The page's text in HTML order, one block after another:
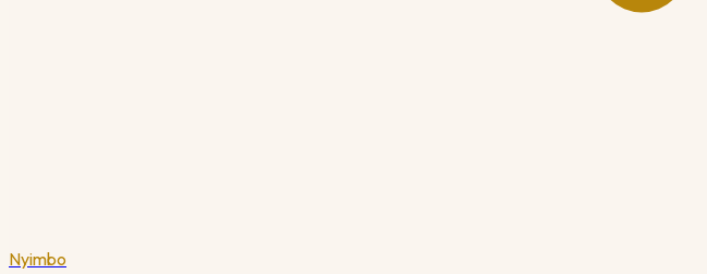
Nyimbo